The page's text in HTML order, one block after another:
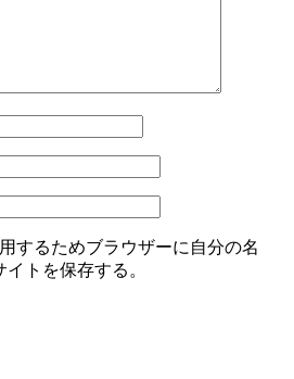
するためブラウザーに自分の名
トを保存する。